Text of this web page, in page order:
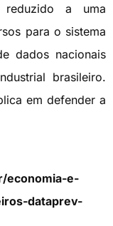
a uma
para o sistema
dados nacionais
brasileiro.
em defender a
economia-e-
dataprev-